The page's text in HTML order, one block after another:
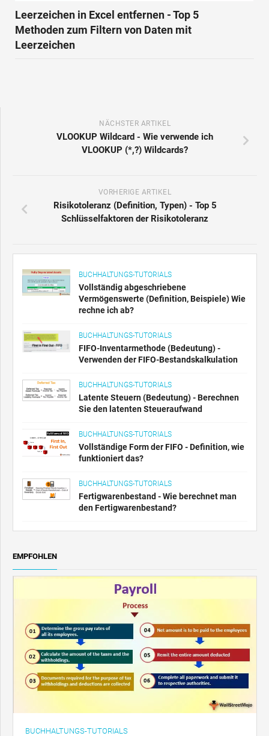
Leerzeichen in Excel entfernen - Top 5
Methoden zum Filtern von Daten mit
Leerzeichen
NÄCHSTER ARTIKEL
VLOOKUP Wildcard - Wie verwende ich
VLOOKUP (*,?) Wildcards?
VORHERIGE ARTIKEL
Risikotoleranz (Definition, Typen) - Top 5
Schlüsselfaktoren der Risikotoleranz
BUCHHALTUNGS-TUTORIALS
Vollständig abgeschriebene
Vermögenswerte (Definition, Beispiele) Wie
rechne ich ab?
BUCHHALTUNGS-TUTORIALS
FIFO-Inventarmethode (Bedeutung) -
Verwenden der FIFO-Bestandskalkulation
BUCHHALTUNGS-TUTORIALS
Latente Steuern (Bedeutung) - Berechnen
Sie den latenten Steueraufwand
BUCHHALTUNGS-TUTORIALS
Vollständige Form der FIFO - Definition, wie
funktioniert das?
BUCHHALTUNGS-TUTORIALS
Fertigwarenbestand - Wie berechnet man
den Fertigwarenbestand?
EMPFOHLEN
BUCHHALTUNGS-TUTORIALS